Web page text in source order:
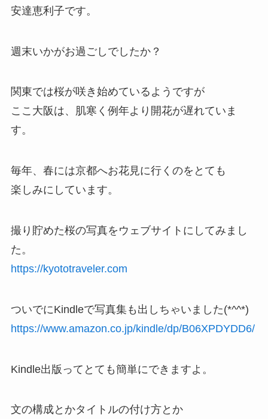
安達恵利子です。
週末いかがお過ごしでしたか？
関東では桜が咲き始めているようですが
ここ大阪は、肌寒く例年より開花が遅れていま
す。
毎年、春には京都へお花見に行くのをとても
楽しみにしています。
撮り貯めた桜の写真をウェブサイトにしてみまし
た。
https://kyototraveler.com
ついでにKindleで写真集も出しちゃいました(*^^*)
https://www.amazon.co.jp/kindle/dp/B06XPDYDD6/
Kindle出版ってとても簡単にできますよ。
文の構成とかタイトルの付け方とか